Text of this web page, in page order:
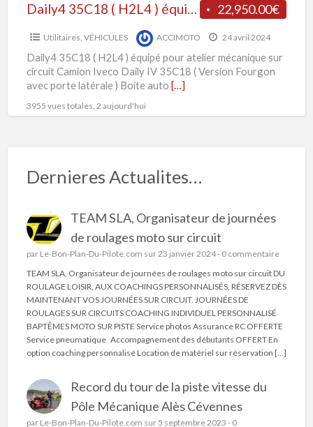
22,950.00€
Daily4 35C18 ( H2L4 ) équipé pour atelier mécanique sur circuit
Utilitaires, VÉHICULES ACCIMOTO 24 avril 2024
Daily4 35C18 ( H2L4 ) équipé pour atelier mécanique sur
circuit Camion Iveco Daily IV 35C18 ( Version Fourgon
avec porte latérale ) Boite auto […]
3955 vues totales, 2 aujourd'hui
Dernieres Actualites…
TEAM SLA, Organisateur de journées
de roulages moto sur circuit
par Le-Bon-Plan-Du-Pilote.com sur 23 janvier 2024 - 0 commentaire
TEAM SLA, Organisateur de journées de roulages moto sur circuit DU
ROULAGE LOISIR, AUX COACHINGS PERSONNALISÉS, RÉSERVEZ DÈS
MAINTENANT VOS JOURNÉES SUR CIRCUIT. JOURNÉES DE
ROULAGES SUR CIRCUITS COACHING INDIVIDUEL PERSONNALISÉ
BAPTÊMES MOTO SUR PISTE Service photos Assurance RC OFFERTE
Service pneumatique Accompagnement des débutants OFFERT En
option coaching personnalisé Location de matériel sur réservation […]
Record du tour de la piste vitesse du
Pôle Mécanique Alès Cévennes
par Le-Bon-Plan-Du-Pilote.com sur 5 septembre 2023 - 0